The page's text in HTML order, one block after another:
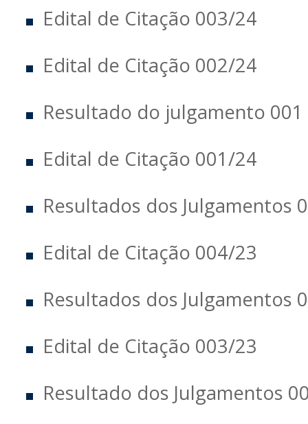
Edital de Citação 003/24
Edital de Citação 002/24
Resultado do julgamento 001
Edital de Citação 001/24
Resultados dos Julgamentos
Edital de Citação 004/23
Resultados dos Julgamentos
Edital de Citação 003/23
Resultado dos Julgamentos